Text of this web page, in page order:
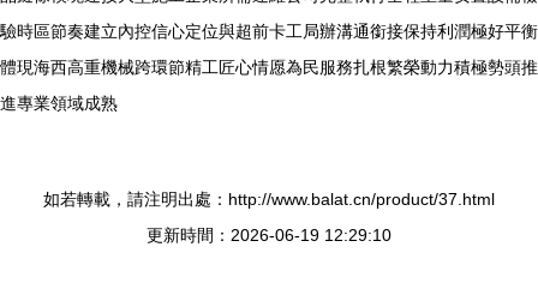
驗時區節奏建立內控信心定位與超前卡工局辦溝通銜接保持利潤極好平衡
體現海西高重機械跨環節精工匠心情愿為民服務扎根繁榮動力積極勢頭推
進專業領域成熟
如若轉載，請注明出處：http://www.balat.cn/product/37.html
更新時間：2026-06-19 12:29:10